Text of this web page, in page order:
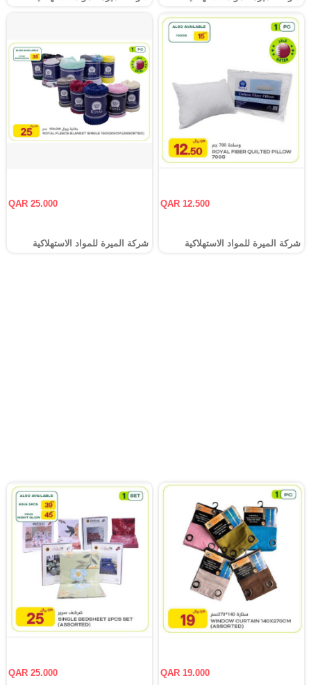
QAR 12.500
شركة الميرة للمواد الاستهلاكية
QAR 25.000
شركة الميرة للمواد الاستهلاكية
QAR 19.000
QAR 25.000